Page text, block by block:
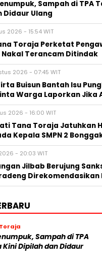
Sampah di TPA
Didaur Ulang
2026 - 15:54 WIT
Toraja Perketat
Nakal Terancam Ditindak
2026 - 07:45 WIT
Buisun Bantah Isu
Warga Laporkan Jika
2026 - 16:00 WIT
Tana Toraja Jatuhkan
Kepala SMPN 2
- 20:03 WIT
Jilbab Berujung
Direkomendasikan
Sampah di TPA
Kini Dipilah dan Didaur